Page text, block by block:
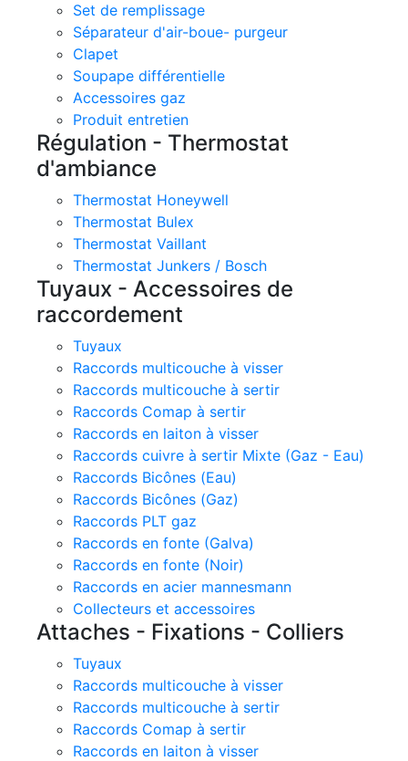
Set de remplissage
Séparateur d'air-boue- purgeur
Clapet
Soupape différentielle
Accessoires gaz
Produit entretien
Régulation - Thermostat
d'ambiance
Thermostat Honeywell
Thermostat Bulex
Thermostat Vaillant
Thermostat Junkers / Bosch
Tuyaux - Accessoires de
raccordement
Tuyaux
Raccords multicouche à visser
Raccords multicouche à sertir
Raccords Comap à sertir
Raccords en laiton à visser
Raccords cuivre à sertir Mixte (Gaz - Eau)
Raccords Bicônes (Eau)
Raccords Bicônes (Gaz)
Raccords PLT gaz
Raccords en fonte (Galva)
Raccords en fonte (Noir)
Raccords en acier mannesmann
Collecteurs et accessoires
Attaches - Fixations - Colliers
Tuyaux
Raccords multicouche à visser
Raccords multicouche à sertir
Raccords Comap à sertir
Raccords en laiton à visser